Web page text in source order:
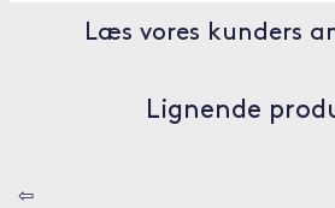
Læs vores kunders
Lignende
⇦